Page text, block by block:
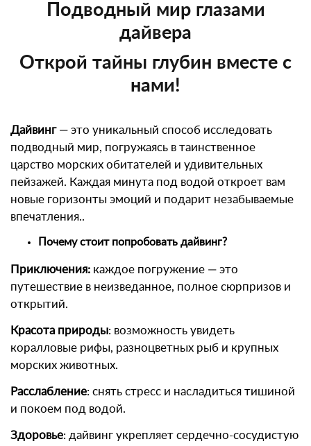
Подводный мир глазами
дайвера
Открой тайны глубин вместе с
нами!
Дайвинг — это уникальный способ исследовать
подводный мир, погружаясь в таинственное
царство морских обитателей и удивительных
пейзажей. Каждая минута под водой откроет вам
новые горизонты эмоций и подарит незабываемые
впечатления..
Почему стоит попробовать дайвинг?
Приключения: каждое погружение — это
путешествие в неизведанное, полное сюрпризов и
открытий.
Красота природы: возможность увидеть
коралловые рифы, разноцветных рыб и крупных
морских животных.
Расслабление: снять стресс и насладиться тишиной
и покоем под водой.
Здоровье: дайвинг укрепляет сердечно-сосудистую